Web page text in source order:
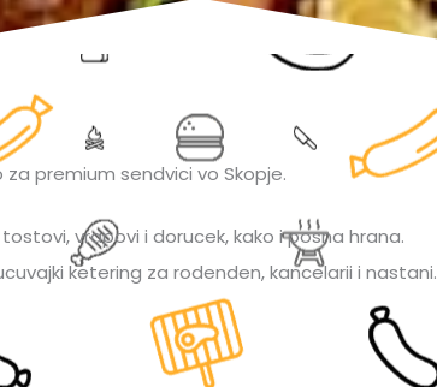
premium sendvici vo Skopje.
vrapovi i dorucek, kako i posna hrana.
ketering za rodenden, kancelarii i nastani.​